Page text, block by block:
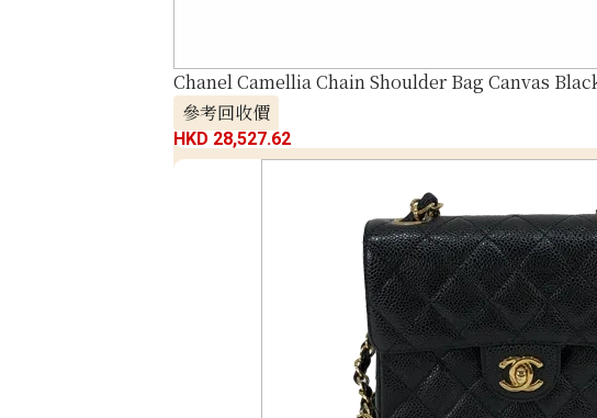
Chanel Camellia Chain Shoulder Bag Canvas
參考回收價
HKD 28,527.62